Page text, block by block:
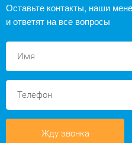
Оставьте контакты, наши
и ответят на все вопросы
Жду звонка